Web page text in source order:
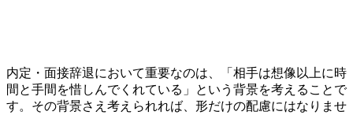
内定・面接辞退において重要なのは、「相手は想像以上に時
間と手間を惜しんでくれている」という背景を考えることで
す。その背景さえ考えられれば、形だけの配慮にはなりませ